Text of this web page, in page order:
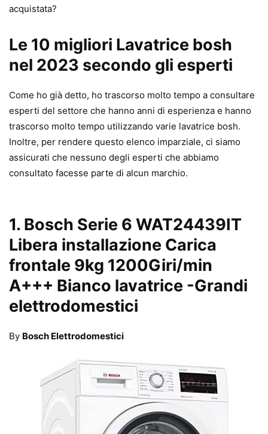
acquistata?
Le 10 migliori Lavatrice bosh
nel 2023 secondo gli esperti
Come ho già detto, ho trascorso molto tempo a consultare
esperti del settore che hanno anni di esperienza e hanno
trascorso molto tempo utilizzando varie lavatrice bosh.
Inoltre, per rendere questo elenco imparziale, ci siamo
assicurati che nessuno degli esperti che abbiamo
consultato facesse parte di alcun marchio.
1. Bosch Serie 6 WAT24439IT
Libera installazione Carica
frontale 9kg 1200Giri/min
A+++ Bianco lavatrice -Grandi
elettrodomestici
By Bosch Elettrodomestici